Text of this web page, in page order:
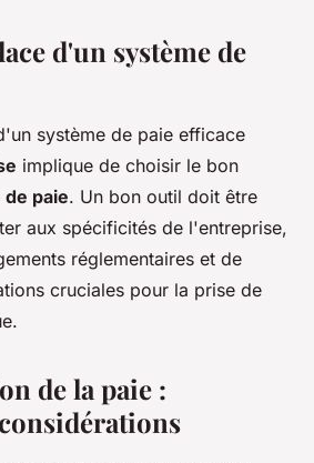
d'un système de
système de paie efficace
implique de choisir le bon
paie. Un bon outil doit être
aux spécificités de l'entreprise,
réglementaires et de
cruciales pour la prise de
de la paie :